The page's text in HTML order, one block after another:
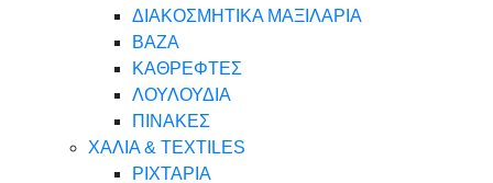
ΔΙΑΚΟΣΜΗΤΙΚΑ ΜΑΞΙΛΑΡΙΑ
ΒΑΖΑ
ΚΑΘΡΕΦΤΕΣ
ΛΟΥΛΟΥΔΙΑ
ΠΙΝΑΚΕΣ
ΧΑΛΙΑ & TEXTILES
ΡΙΧΤΑΡΙΑ